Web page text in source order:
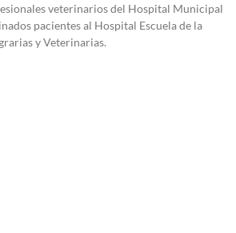
veterinarios del Hospital Municipal
pacientes al Hospital Escuela de la
y Veterinarias.